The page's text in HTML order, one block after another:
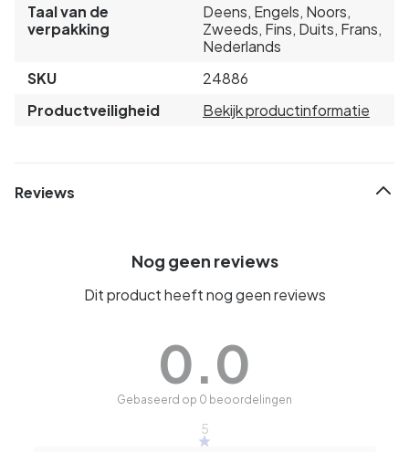
Taal van de
verpakking
Deens, Engels, Noors,
Zweeds, Fins, Duits, Frans,
Nederlands
SKU
24886
Productveiligheid
Bekijk productinformatie
Reviews
Nog geen reviews
Dit product heeft nog geen reviews
0.0
Gebaseerd op 0 beoordelingen
5